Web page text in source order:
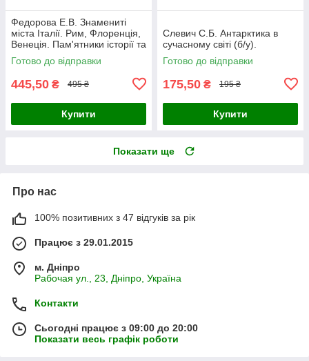
Федорова Е.В. Знамениті
міста Італії. Рим, Флоренція,
Венеція. Пам'ятники історії та
культури (б/у).
Готово до відправки
445,50 ₴ 495 ₴
Купити
Слевич С.Б. Антарктика в
сучасному світі (б/у).
Готово до відправки
175,50 ₴ 195 ₴
Купити
Показати ще
Про нас
100% позитивних з 47 відгуків за рік
Працює з 29.01.2015
м. Дніпро
Рабочая ул., 23, Дніпро, Україна
Контакти
Сьогодні працює з 09:00 до 20:00
Показати весь графік роботи